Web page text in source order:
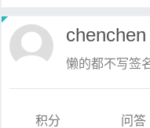
chenchen
懒的都不写签
积分
问答